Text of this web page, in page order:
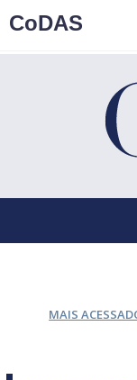
MAIS
CoDAS